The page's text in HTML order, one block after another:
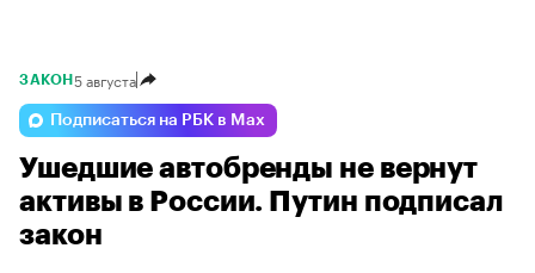
ЗАКОН 5 августа
Подписаться на РБК в Max
Ушедшие автобренды не вернут
активы в России. Путин подписал
закон